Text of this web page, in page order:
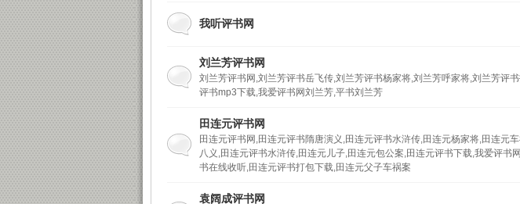
我听评书网
刘兰芳评书网
刘兰芳评书网,刘兰芳评书岳飞传,刘兰芳评书杨家将,刘兰芳呼家将,刘兰芳评
评书mp3下载,我爱评书网刘兰芳,平书刘兰芳
田连元评书网
田连元评书网,田连元评书隋唐演义,田连元评书水浒传,田连元杨家将,田连元
八义,田连元评书水浒传,田连元儿子,田连元包公案,田连元评书下载,我爱评书
书在线收听,田连元评书打包下载,田连元父子车祸案
袁阔成评书网